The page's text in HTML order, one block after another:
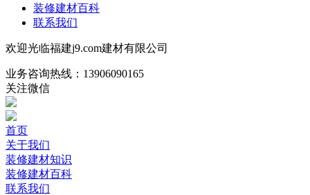
装修建材百科
联系我们
欢迎光临福建j9.com建材有限公司
业务咨询热线： 13906090165
关注微信
首页
关于我们
装修建材知识
装修建材百科
联系我们